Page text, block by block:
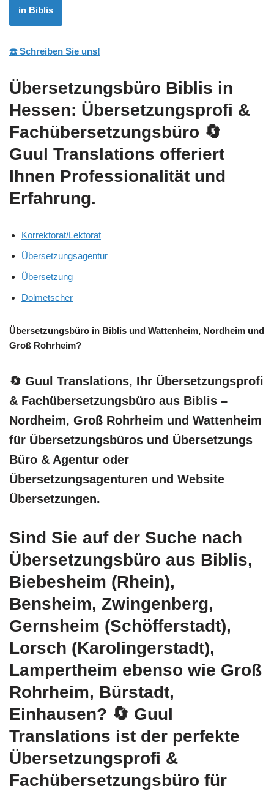
in Biblis
☎️ Schreiben Sie uns!
Übersetzungsbüro Biblis in
Hessen: Übersetzungsprofi &
Fachübersetzungsbüro 🔄
Guul Translations offeriert
Ihnen Professionalität und
Erfahrung.
Korrektorat/Lektorat
Übersetzungsagentur
Übersetzung
Dolmetscher
Übersetzungsbüro in Biblis und Wattenheim, Nordheim und
Groß Rohrheim?
🔄 Guul Translations, Ihr Übersetzungsprofi
& Fachübersetzungsbüro aus Biblis –
Nordheim, Groß Rohrheim und Wattenheim
für Übersetzungsbüros und Übersetzungs
Büro & Agentur oder
Übersetzungsagenturen und Website
Übersetzungen.
Sind Sie auf der Suche nach
Übersetzungsbüro aus Biblis,
Biebesheim (Rhein),
Bensheim, Zwingenberg,
Gernsheim (Schöfferstadt),
Lorsch (Karolingerstadt),
Lampertheim ebenso wie Groß
Rohrheim, Bürstadt,
Einhausen? 🔄 Guul
Translations ist der perfekte
Übersetzungsprofi &
Fachübersetzungsbüro für